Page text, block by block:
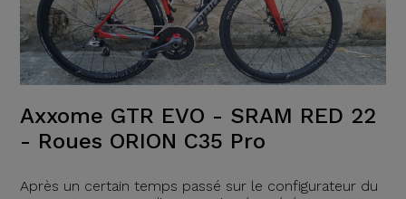
Axxome GTR EVO - SRAM RED 22
- Roues ORION C35 Pro
Après un certain temps passé sur le configurateur du